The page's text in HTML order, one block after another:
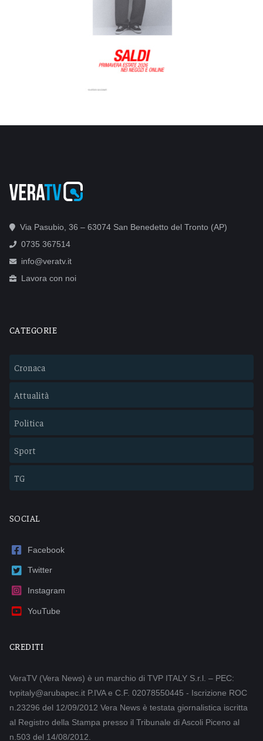
Via Pasubio, 36 – 63074 San Benedetto del Tronto (AP)
0735 367514
info@veratv.it
Lavora con noi
CATEGORIE
Cronaca
Attualità
Politica
Sport
TG
SOCIAL
Facebook
Twitter
Instagram
YouTube
CREDITI
VeraTV (Vera News) è un marchio di TVP ITALY S.r.l. – PEC:
tvpitaly@arubapec.it P.IVA e C.F. 02078550445 - Iscrizione ROC
n.23296 del 12/09/2012 Vera News è testata giornalistica iscritta
al Registro della Stampa presso il Tribunale di Ascoli Piceno al
n.503 del 14/08/2012.